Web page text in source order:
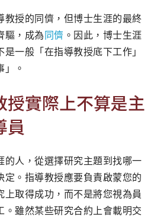
授的同儕， 但博士生涯的最終
驅，成為同儕 。因此， 博士生涯
一般「在指導教授底下工作」
。
授實際上不算是主
員
人， 從選擇研究主題到找哪一
。 指導教授應要負責啟蒙您的
取得成功， 而不是將您視為員
。 雖然某些研究合約上會載明交